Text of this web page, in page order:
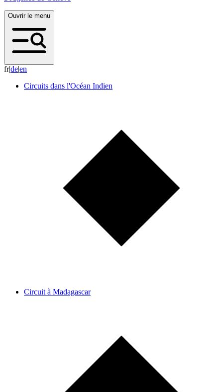
Ouvrir le menu
fr|de|en
Circuits dans l'Océan Indien
Circuit à Madagascar